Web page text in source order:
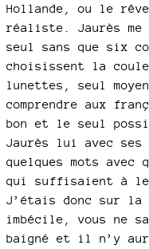
Hollande, ou le
réaliste. Jaurès
seul sans que six
choisissent la
lunettes, seul
comprendre aux
bon et le seul
Jaurès lui avec
quelques mots avec
qui suffisaient à le
J’étais donc sur la
imbécile, vous ne
baigné et il n’y